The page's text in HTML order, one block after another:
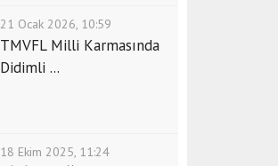
21 Ocak 2026, 10:59
TMVFL Milli Karmasında
Didimli ...
18 Ekim 2025, 11:24